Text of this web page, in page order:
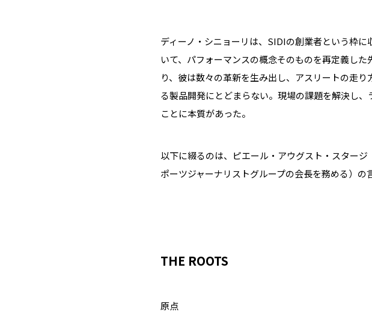
ディーノ・シニョーリは、SIDIの創業者という枠
いて、パフォーマンスの概念そのものを再定義し
り、彼は数々の革新を生み出し、アスリートの走
る製品開発にとどまらない。現場の課題を解決し
ことに本質があった。
以下に綴るのは、ピエール・アウグスト・スター
ポーツジャーナリストグループの会長を務める）の
THE ROOTS
原点